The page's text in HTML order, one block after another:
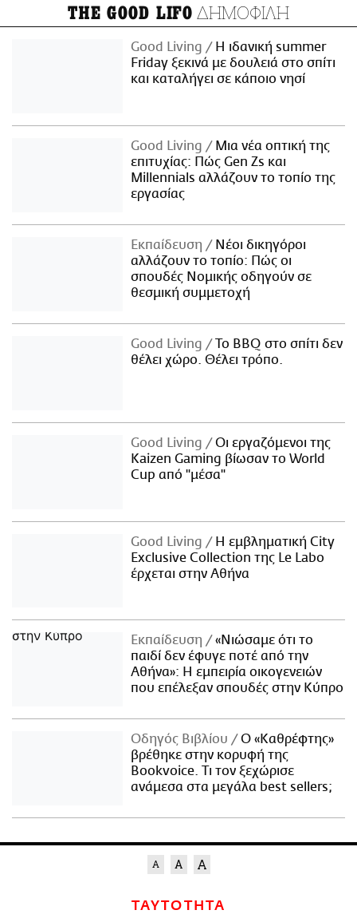
THE GOOD LIFO ΔΗΜΟΦΙΛΗ
Good Living
Η ιδανική summer
Friday ξεκινά με δουλειά στο σπίτι
και καταλήγει σε κάποιο νησί
Good Living
Μια νέα οπτική της
επιτυχίας: Πώς Gen Zs και
Millennials αλλάζουν το τοπίο της
εργασίας
Εκπαίδευση
Νέοι δικηγόροι
αλλάζουν το τοπίο: Πώς οι
σπουδές Νομικής οδηγούν σε
θεσμική συμμετοχή
Good Living
Το BBQ στο σπίτι δεν
θέλει χώρο. Θέλει τρόπο.
Good Living
Οι εργαζόμενοι της
Kaizen Gaming βίωσαν το World
Cup από "μέσα"
Good Living
Η εμβληματική City
Exclusive Collection της Le Labo
έρχεται στην Αθήνα
Εκπαίδευση
«Νιώσαμε ότι το
παιδί δεν έφυγε ποτέ από την
Αθήνα»: Η εμπειρία οικογενειών
που επέλεξαν σπουδές στην Κύπρο
Οδηγός Βιβλίου
Ο «Καθρέφτης»
βρέθηκε στην κορυφή της
Bookvoice. Τι τον ξεχώρισε
ανάμεσα στα μεγάλα best sellers;
ΤΑΥΤΟΤΗΤΑ